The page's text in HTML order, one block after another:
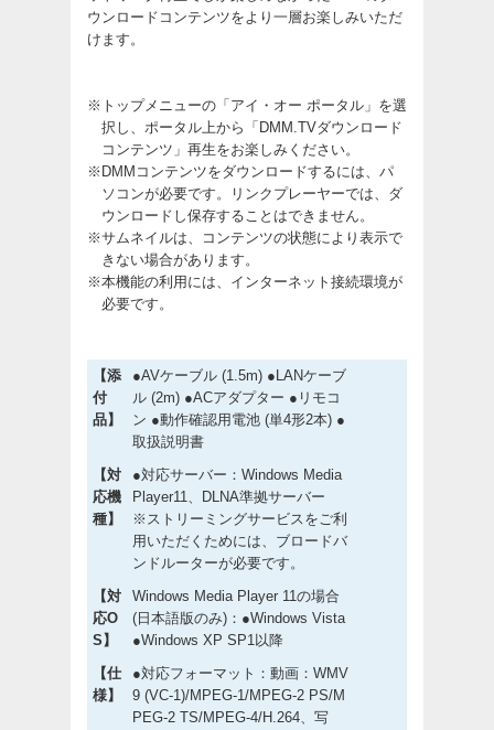
ウンロードコンテンツをより一層お楽しみいただ
けます。
※ トップメニューの「アイ・オー ポータル」を選
択し、ポータル上から「DMM.TVダウンロード
コンテンツ」再生をお楽しみください。
※ DMMコンテンツをダウンロードするには、パ
ソコンが必要です。リンクプレーヤーでは、ダ
ウンロードし保存することはできません。
※サムネイルは、コンテンツの状態により表示で
きない場合があります。
※本機能の利用には、インターネット接続環境が
必要です。
【添
付
品】
●AVケーブル (1.5m) ●LANケーブ
ル (2m) ●ACアダプター ●リモコ
ン ●動作確認用電池 (単4形2本) ●
取扱説明書
【対
応機
種】
●対応サーバー：Windows Media
Player11、DLNA準拠サーバー
※ストリーミングサービスをご利
用いただくためには、ブロードバ
ンドルーターが必要です。
【対
応O
S】
Windows Media Player 11の場合
(日本語版のみ)：●Windows Vista
●Windows XP SP1以降
【仕
様】
●対応フォーマット：動画：WMV
9 (VC-1)/MPEG-1/MPEG-2 PS/M
PEG-2 TS/MPEG-4/H.264、写